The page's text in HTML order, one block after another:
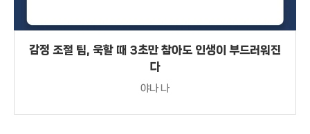
감정 조절 팁, 욱할 때 3초만 참아도 인생이 부드러워진
다
야나 나